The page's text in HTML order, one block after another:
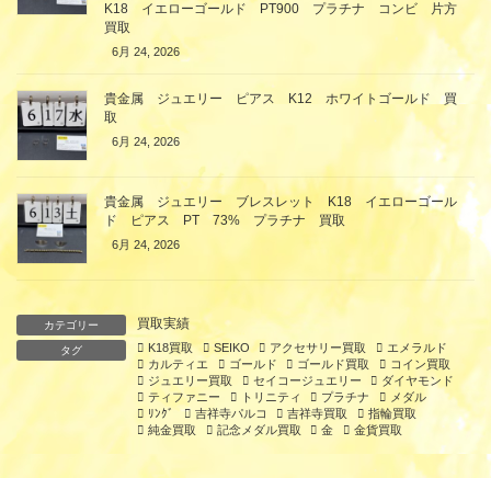
K18 イエローゴールド PT900 プラチナ コンビ 片方
買取
6月 24, 2026
貴金属 ジュエリー ピアス K12 ホワイトゴールド 買
取
6月 24, 2026
貴金属 ジュエリー ブレスレット K18 イエローゴール
ド ピアス PT 73% プラチナ 買取
6月 24, 2026
カテゴリー 買取実績
タグ K18買取 SEIKO アクセサリー買取
エメラルド
カルティエ
ゴールド ゴールド買取
コイン買取
ジュエリー買取
セイコージュエリー
ダイヤモンド
ティファニー
トリニティ プラチナ
メダル
ﾘﾝｸﾞ
吉祥寺パルコ 吉祥寺買取
指輪買取
純金買取
記念メダル買取 金 金貨買取